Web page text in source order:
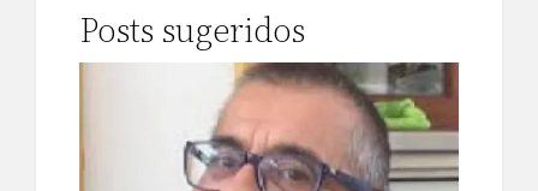
Posts sugeridos